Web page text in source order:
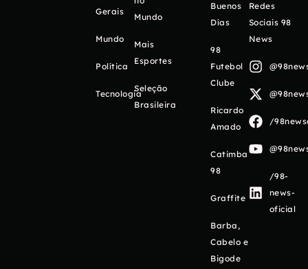
Gerais
Mundo
Política
Tecnologia
Mundo
Mais
Esportes
Seleção
Brasileira
Buenos
Días
98
Futebol
Clube
Ricardo
Amado
Catimba
98
Graffite
Barba,
Cabelo e
Bigode
Redes
Sociais 98
News
/
/98-
news-
oficial